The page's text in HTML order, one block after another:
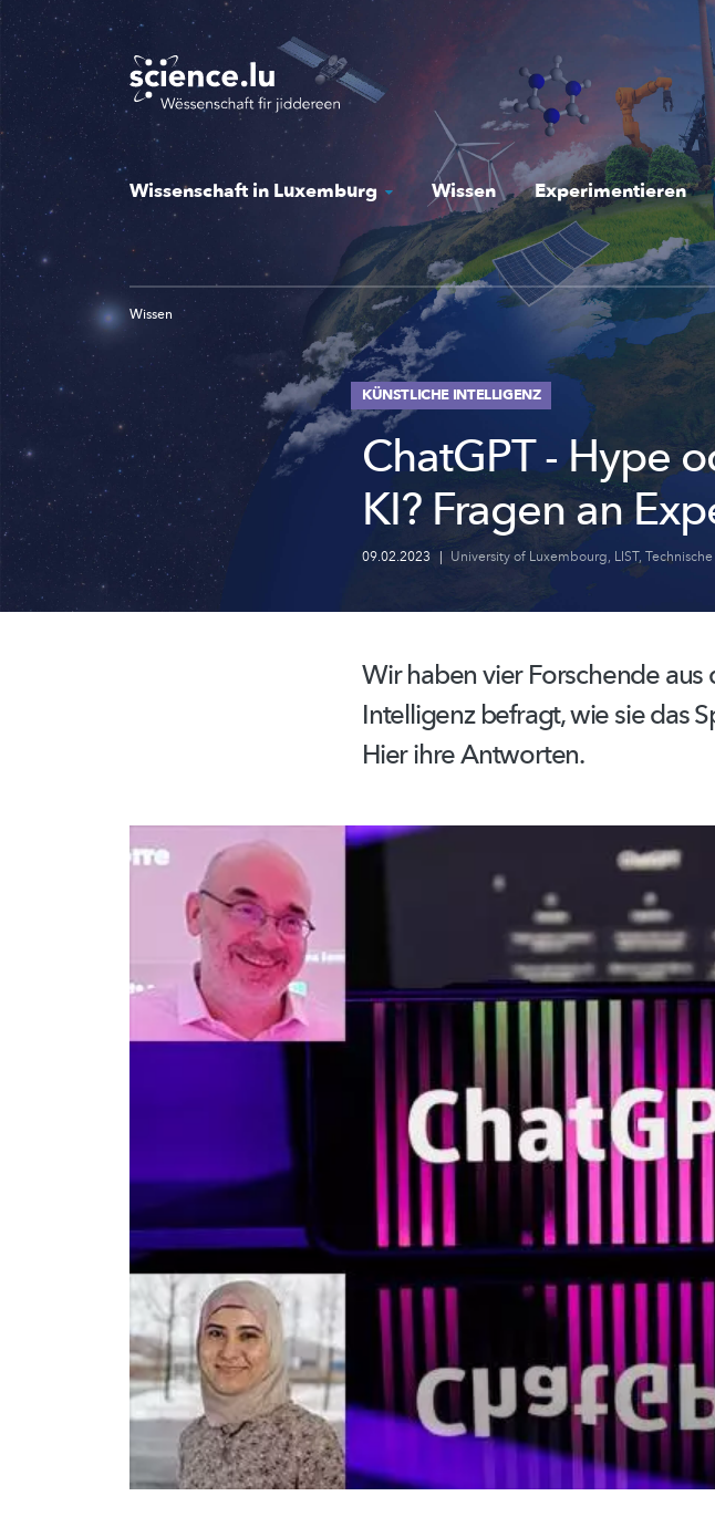
Skip
to
main
content
Wissenschaft in Luxemburg Wissen Experimentieren
Wissen
KÜNSTLICHE INTELLIGENZ
ChatGPT - Hype
KI? Fragen an
09.02.2023 | University of Luxembourg, LIST,
Wir haben vier Forschende
Intelligenz befragt, wie sie das
Hier ihre Antworten.